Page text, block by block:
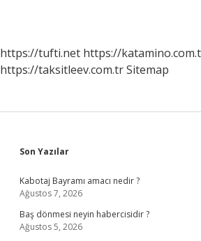
https://tufti.net https://
https://taksitleev.com.trSitemap
Sidebar
Son Yazılar
Kabotaj Bayramı amacı nedir ?
Ağustos 7, 2026
Baş dönmesi neyin habercisidir ?
Ağustos 5, 2026